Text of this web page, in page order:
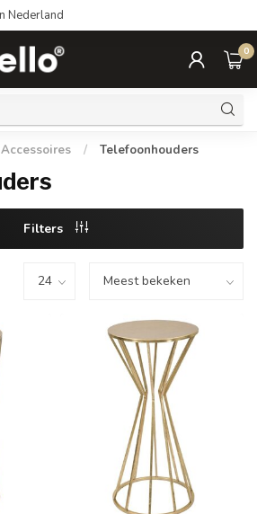
Nederland
0
Accessoires / Telefoonhouders
Filters